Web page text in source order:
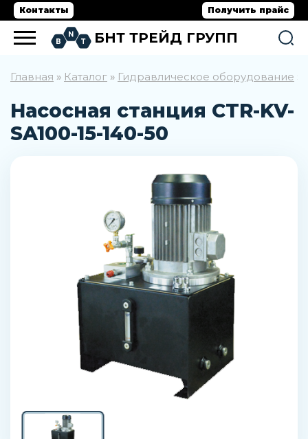
Контакты Получить прайс
БНТ ТРЕЙД ГРУПП
Главная » Каталог » Гидравлическое оборудование
Насосная станция CTR-KV-
SA100-15-140-50